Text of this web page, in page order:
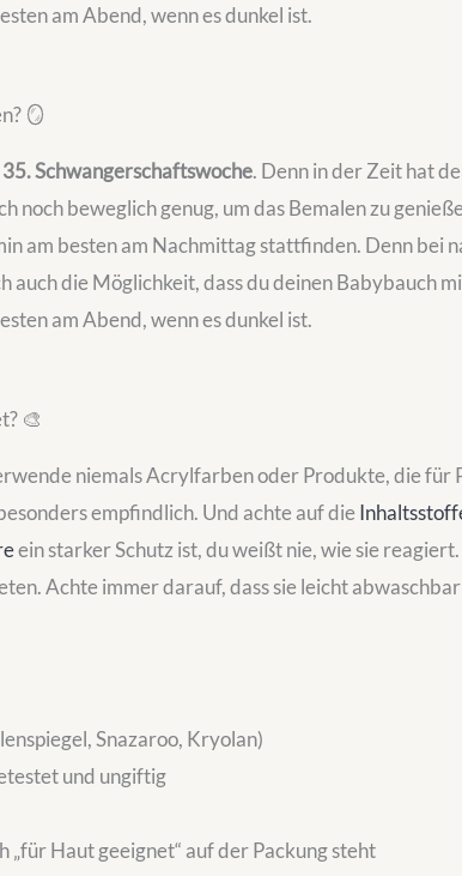
am Abend, wenn es dunkel ist.
🪞
Schwangerschaftswoche. Denn in der Zeit hat
noch beweglich genug, um das Bemalen zu
am besten am Nachmittag stattfinden. Denn bei
die Möglichkeit, dass du deinen Babybauch
am Abend, wenn es dunkel ist.
🎨
niemals Acrylfarben oder Produkte, die für
empfindlich. Und achte auf die
ein starker Schutz ist, du weißt nie, wie sie
Achte immer darauf, dass sie leicht
Snazaroo, Kryolan)
und ungiftig
„für Haut geeignet“ auf der Packung steht